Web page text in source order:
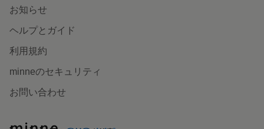
お知らせ
ヘルプとガイド
利用規約
minneのセキュリティ
お問い合わせ